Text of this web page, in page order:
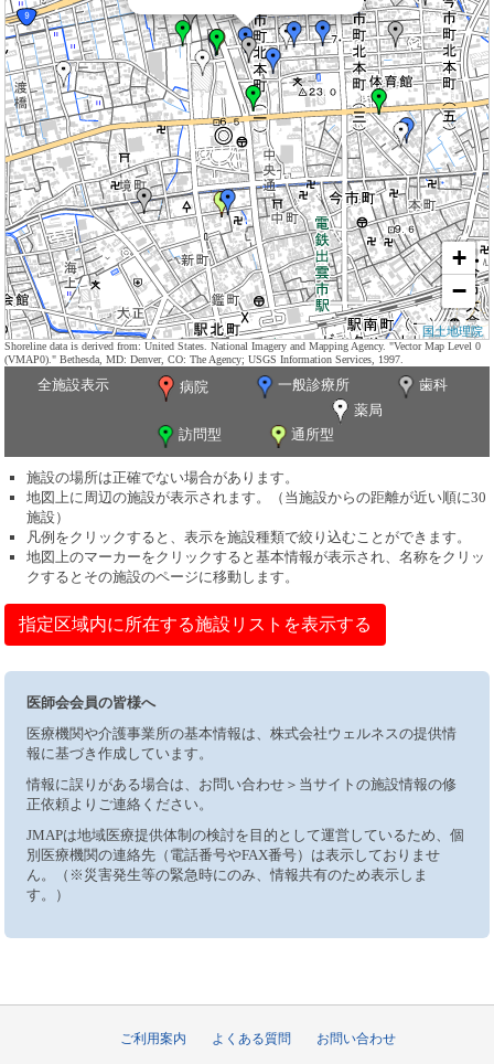
+
−
国土地理院
Shoreline data is derived from: United States. National Imagery and Mapping Agency. "Vector Map Level 0
(VMAP0)." Bethesda, MD: Denver, CO: The Agency; USGS Information Services, 1997.
全施設表示 病院 一般診療所
歯科
薬局
訪問型
通所型
施設の場所は正確でない場合があります。
地図上に周辺の施設が表示されます。（当施設からの距離が近い順に30
施設）
凡例をクリックすると、表示を施設種類で絞り込むことができます。
地図上のマーカーをクリックすると基本情報が表示され、名称をクリッ
クするとその施設のページに移動します。
指定区域内に所在する施設リストを表示する
医師会会員の皆様へ
医療機関や介護事業所の基本情報は、株式会社ウェルネスの提供情
報に基づき作成しています。
情報に誤りがある場合は、お問い合わせ＞当サイトの施設情報の修
正依頼よりご連絡ください。
JMAPは地域医療提供体制の検討を目的として運営しているため、個
別医療機関の連絡先（電話番号やFAX番号）は表示しておりませ
ん。（※災害発生等の緊急時にのみ、情報共有のため表示しま
す。）
ご利用案内 よくある質問 お問い合わせ